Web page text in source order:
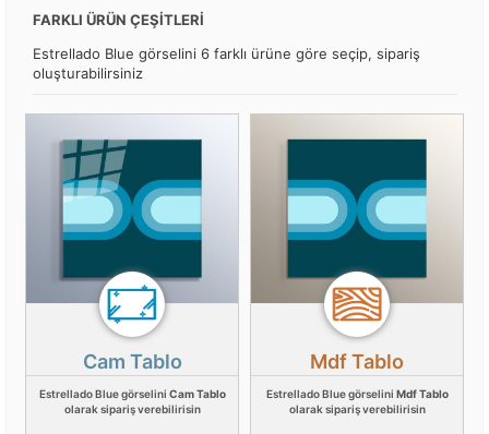
FARKLI ÜRÜN ÇEŞİTLERİ
Estrellado Blue görselini 6 farklı ürüne göre seçip, sipariş
oluşturabilirsiniz
Cam Tablo
Estrellado Blue görselini Cam Tablo
olarak sipariş verebilirisin
Mdf Tablo
Estrellado Blue görselini Mdf Tablo
olarak sipariş verebilirisin